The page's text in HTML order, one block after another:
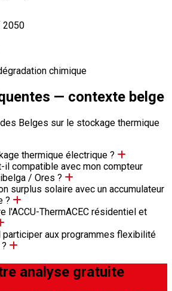
2050
chimique
— contexte belge
Belges sur le stockage thermique
thermique électrique ?
il compatible avec mon compteur
/ Ores ?
surplus solaire avec un accumulateur
?
l'ACCU-ThermACEC résidentiel et
aux programmes flexibilité
analyse gratuite